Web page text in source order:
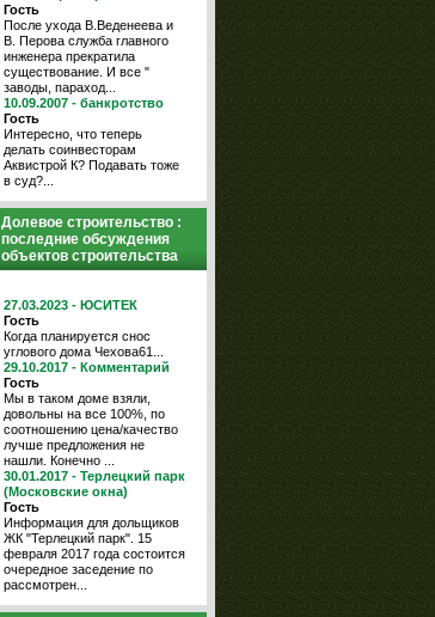
Гость
После ухода В.Веденеева и
В. Перова служба главного
инженера прекратила
существование. И все "
заводы, параход...
10.09.2007 - банкротство
Гость
Интересно, что теперь
делать соинвесторам
Аквистрой К? Подавать тоже
в суд?...
Долевое строительство :
последние обсуждения
объектов строительства
27.03.2023 - ЮСИТЕК
Гость
Когда планируется снос
углового дома Чехова61...
29.10.2017 - Комментарий
Гость
Мы в таком доме взяли,
довольны на все 100%, по
соотношению цена/качество
лучше предложения не
нашли. Конечно ...
30.01.2017 - Терлецкий парк
(Московские окна)
Гость
Информация для дольщиков
ЖК "Терлецкий парк". 15
февраля 2017 года состоится
очередное заседение по
рассмотрен...